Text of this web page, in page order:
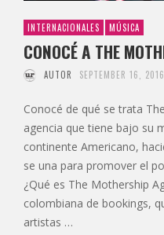
INTERNACIONALES MÚSICA
CONOCÉ A THE
AUTOR SEPTEMBER 16, 2016
Conocé de qué se trata
agencia que tiene bajo su
continente Americano,
se una para promover el
¿Qué es The Mothership
colombiana de bookings,
artistas …